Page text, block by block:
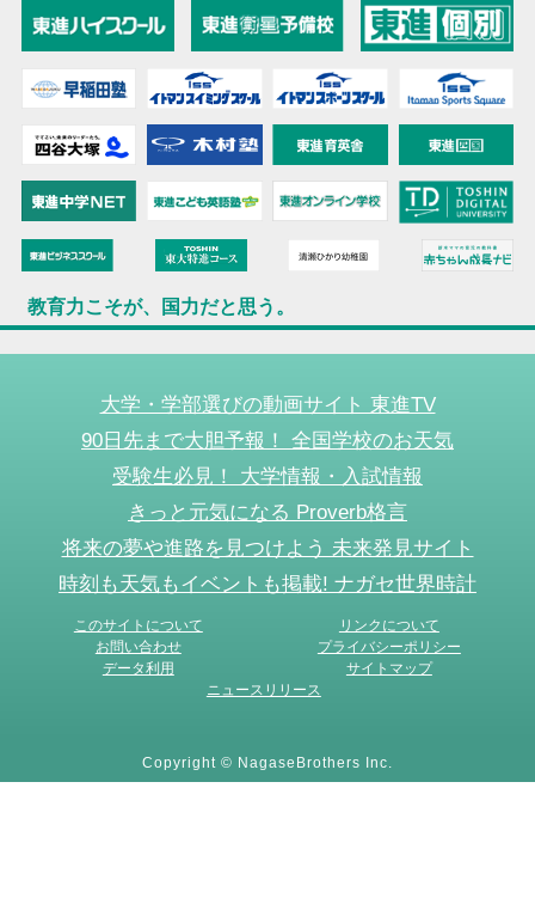
教育力こそが、国力だと思う。
大学・学部選びの動画サイト 東進TV
90日先まで大胆予報！ 全国学校のお天気
受験生必見！ 大学情報・入試情報
きっと元気になる Proverb格言
将来の夢や進路を見つけよう 未来発見サイト
時刻も天気もイベントも掲載! ナガセ世界時計
このサイトについて
リンクについて
お問い合わせ
プライバシーポリシー
データ利用
サイトマップ
ニュースリリース
Copyright © NagaseBrothers Inc.